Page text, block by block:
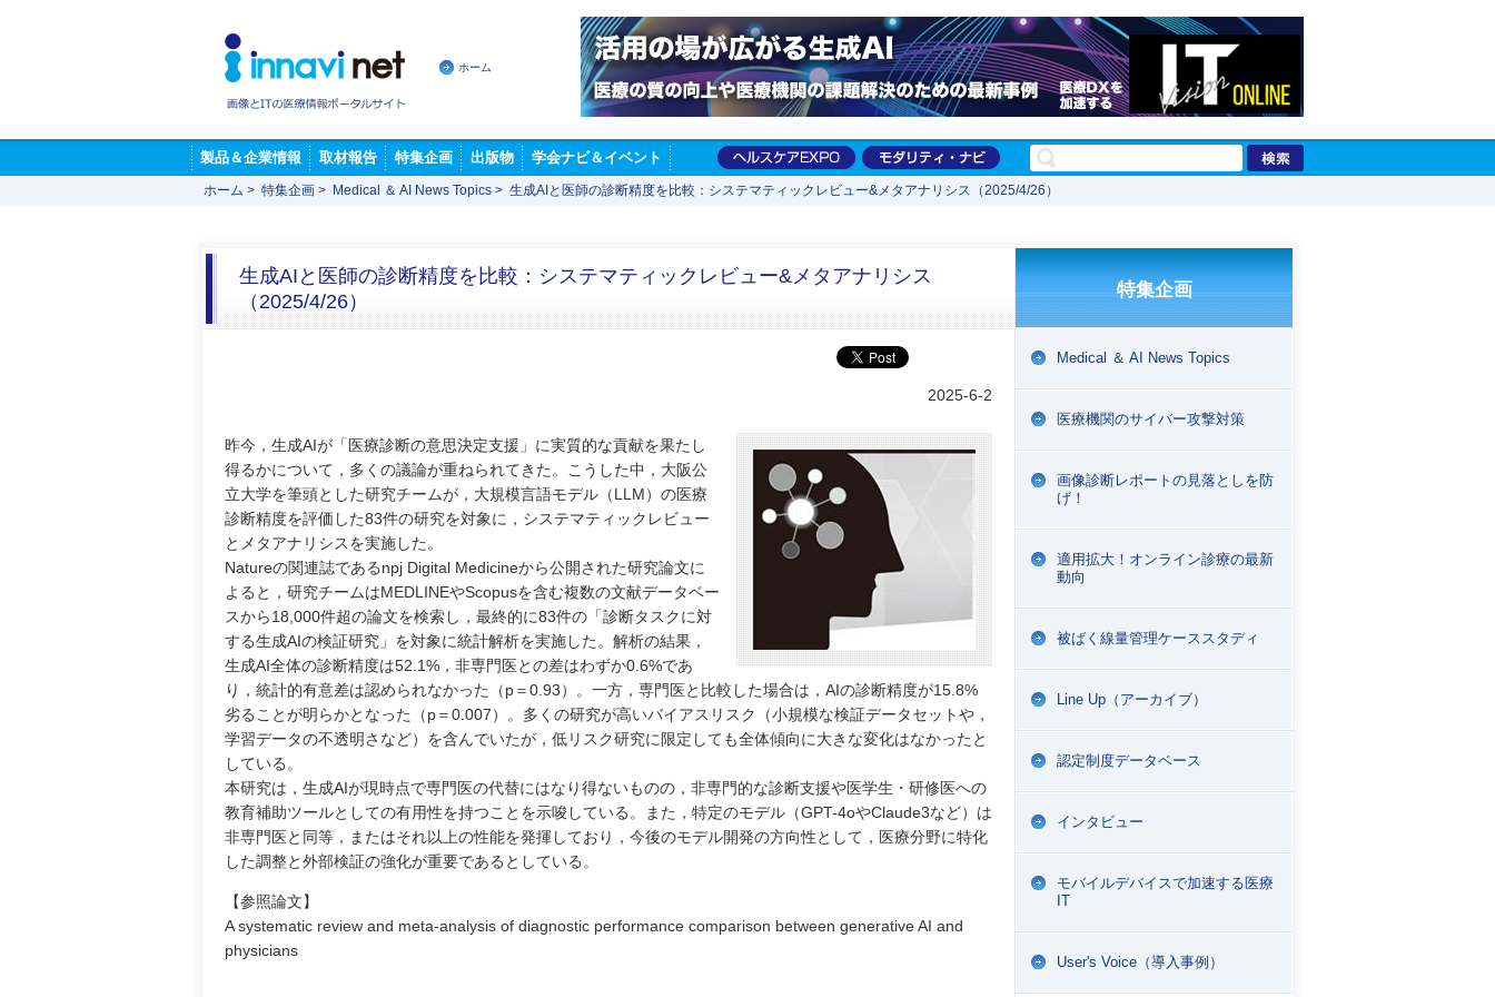
ホーム
製品＆企業情報 取材報告 特集企画 出版物 学会ナビ＆イベント
ホーム > 特集企画 > Medical ＆ AI News Topics > 生成AIと医師の診断精度を比較：システマティックレビュー&メタアナリシス（2025/4/26）
生成AIと医師の診断精度を比較：システマティックレビュー&メタアナリシス
（2025/4/26）
2025-6-2
昨今，生成AIが「医療診断の意思決定支援」に実質的な貢献を果たし
得るかについて，多くの議論が重ねられてきた。こうした中，大阪公
立大学を筆頭とした研究チームが，大規模言語モデル（LLM）の医療
診断精度を評価した83件の研究を対象に，システマティックレビュー
とメタアナリシスを実施した。
Natureの関連誌であるnpj Digital Medicineから公開された研究論文に
よると，研究チームはMEDLINEやScopusを含む複数の文献データベー
スから18,000件超の論文を検索し，最終的に83件の「診断タスクに対
する生成AIの検証研究」を対象に統計解析を実施した。解析の結果，
生成AI全体の診断精度は52.1%，非専門医との差はわずか0.6%であ
り，統計的有意差は認められなかった（p＝0.93）。一方，専門医と比較した場合は，AIの診断精度が15.8%
劣ることが明らかとなった（p＝0.007）。多くの研究が高いバイアスリスク（小規模な検証データセットや，
学習データの不透明さなど）を含んでいたが，低リスク研究に限定しても全体傾向に大きな変化はなかったと
している。
本研究は，生成AIが現時点で専門医の代替にはなり得ないものの，非専門的な診断支援や医学生・研修医への
教育補助ツールとしての有用性を持つことを示唆している。また，特定のモデル（GPT-4oやClaude3など）は
非専門医と同等，またはそれ以上の性能を発揮しており，今後のモデル開発の方向性として，医療分野に特化
した調整と外部検証の強化が重要であるとしている。
【参照論文】
A systematic review and meta-analysis of diagnostic performance comparison between generative AI and
physicians
特集企画
Medical ＆ AI News Topics
医療機関のサイバー攻撃対策
画像診断レポートの見落としを防
げ！
適用拡大！オンライン診療の最新
動向
被ばく線量管理ケーススタディ
Line Up（アーカイブ）
認定制度データベース
インタビュー
モバイルデバイスで加速する医療
IT
User's Voice（導入事例）